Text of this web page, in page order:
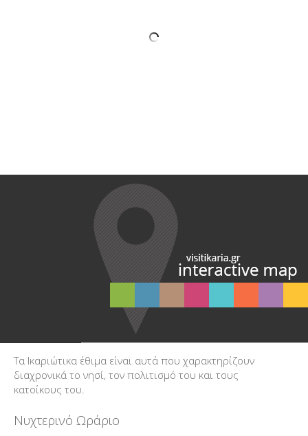
Τα Ικαριώτικα έθιμα είναι αυτά που χαρακτηρίζουν
διαχρονικά το νησί, τον πολιτισμό του και τους
κατοίκους του.
Νυχτερινό Ωράριο